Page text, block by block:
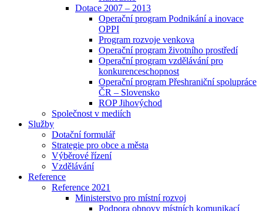
Dotace 2007 – 2013
Operační program Podnikání a inovace
OPPI
Program rozvoje venkova
Operační program životního prostředí
Operační program vzdělávání pro
konkurenceschopnost
Operační program Přeshraniční spolupráce
ČR – Slovensko
ROP Jihovýchod
Společnost v mediích
Služby
Dotační formulář
Strategie pro obce a města
Výběrové řízení
Vzdělávání
Reference
Reference 2021
Ministerstvo pro místní rozvoj
Podpora obnovy místních komunikací